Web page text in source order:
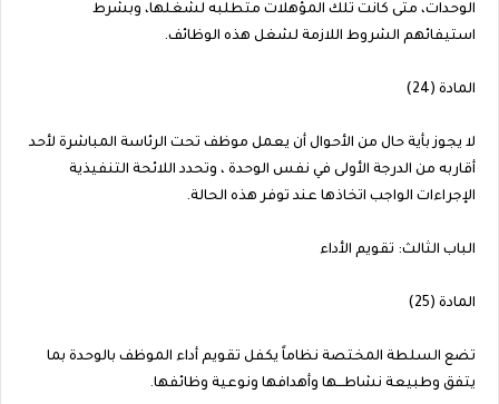
الوحدات، متى كانت تلك المؤهلات متطلبه لشغلها، وبشرط
استيفائهم الشروط اللازمة لشغل هذه الوظائف.
المادة (24)
لا يجوز بأية حال من الأحوال أن يعمل موظف تحت الرئاسة المباشرة لأحد
أقاربه من الدرجة الأولى في نفس الوحدة ، وتحدد اللائحة التنفيذية
الإجراءات الواجب اتخاذها عند توفر هذه الحالة.
الباب الثالث: تقويم الأداء
المادة (25)
تضع السلطة المختصة نظاماً يكفل تقويم أداء الموظف بالوحدة بما
يتفق وطبيعة نشاطـــها وأهدافها ونوعية وظائفها.